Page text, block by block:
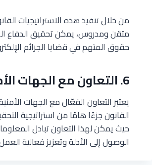
من خلال تنفيذ هذه الاستراتيجيات
متقن ومدروس، يمكن تحقيق الدفاع
حقوق المتهم في قضايا الجرائم
6. التعاون مع الجهات الأمنية:
يعتبر التعاون الفعّال مع الجهات
القانون جزءًا هامًا من استراتيجية
حيث يمكن لهذا التعاون تبادل
الوصول إلى الأدلة وتعزيز فعالية